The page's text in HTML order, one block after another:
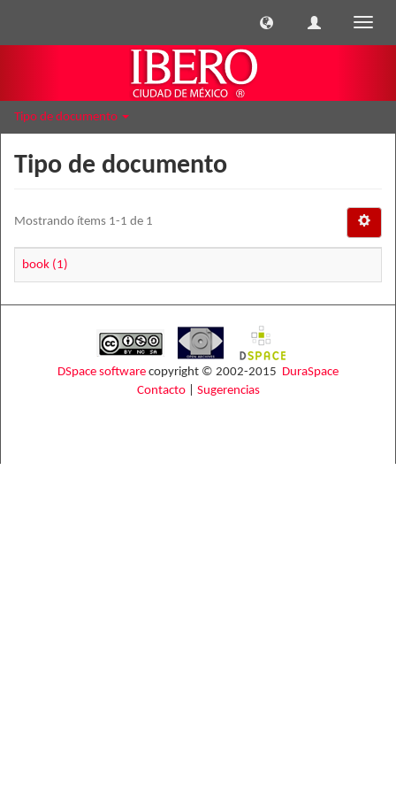
Tipo de documento
Tipo de documento
Mostrando ítems 1-1 de 1
book (1)
DSpace software copyright © 2002-2015 DuraSpace
Contacto| Sugerencias